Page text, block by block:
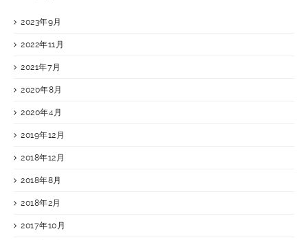
2023年9月
2022年11月
2021年7月
2020年8月
2020年4月
2019年12月
2018年12月
2018年8月
2018年2月
2017年10月